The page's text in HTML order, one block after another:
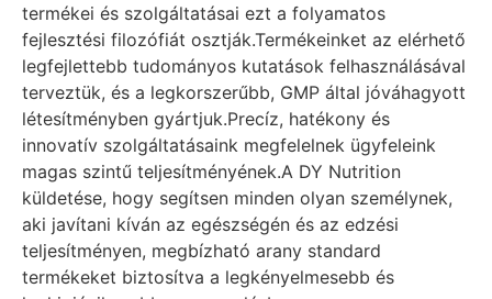
termékei és szolgáltatásai ezt a folyamatos
fejlesztési filozófiát osztják.Termékeinket az elérhető
legfejlettebb tudományos kutatások felhasználásával
terveztük, és a legkorszerűbb, GMP által jóváhagyott
létesítményben gyártjuk.Precíz, hatékony és
innovatív szolgáltatásaink megfelelnek ügyfeleink
magas szintű teljesítményének.A DY Nutrition
küldetése, hogy segítsen minden olyan személynek,
aki javítani kíván az egészségén és az edzési
teljesítményen, megbízható arany standard
termékeket biztosítva a legkényelmesebb és